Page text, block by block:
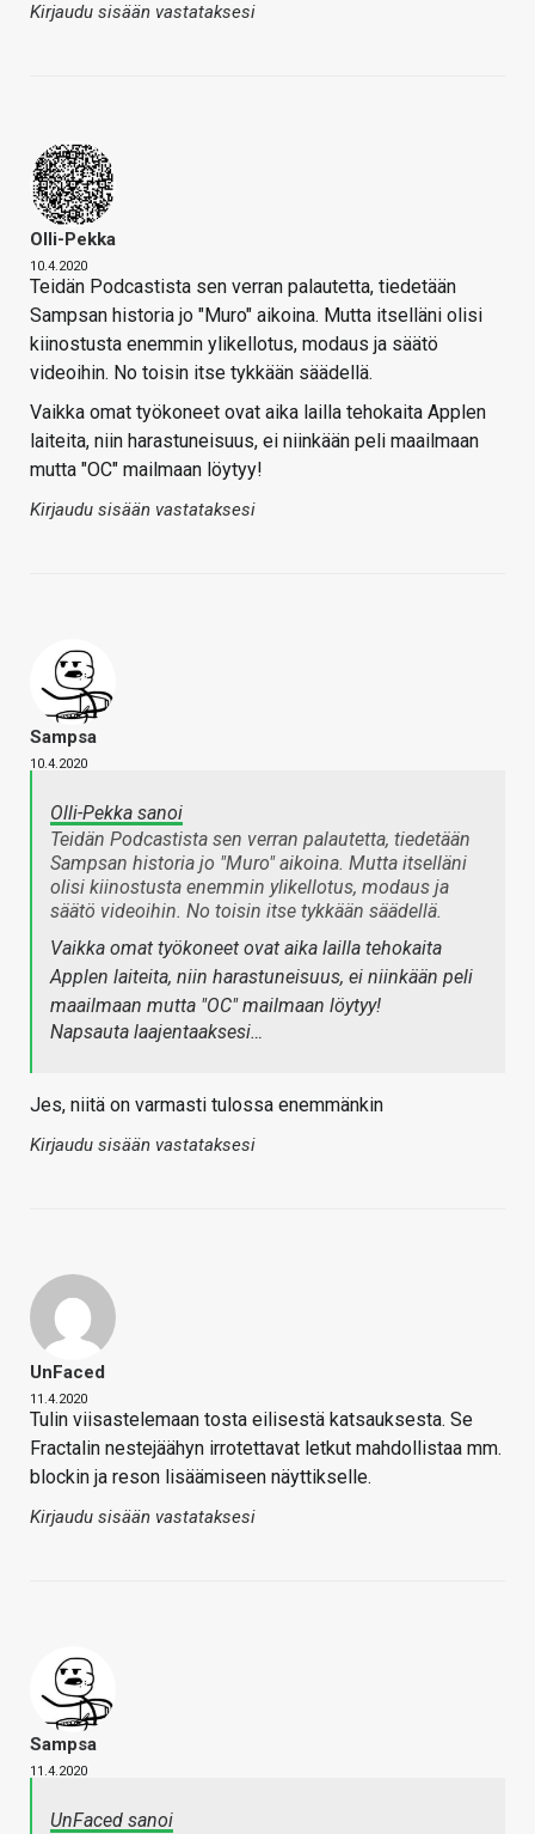
Kirjaudu sisään vastataksesi
Olli-Pekka
10.4.2020
Teidän Podcastista sen verran palautetta, tiedetään
Sampsan historia jo "Muro" aikoina. Mutta itselläni olisi
kiinostusta enemmin ylikellotus, modaus ja säätö
videoihin. No toisin itse tykkään säädellä.
Vaikka omat työkoneet ovat aika lailla tehokaita Applen
laiteita, niin harastuneisuus, ei niinkään peli maailmaan
mutta "OC" mailmaan löytyy!
Kirjaudu sisään vastataksesi
Sampsa
10.4.2020
Olli-Pekka sanoi
Teidän Podcastista sen verran palautetta, tiedetään
Sampsan historia jo "Muro" aikoina. Mutta itselläni
olisi kiinostusta enemmin ylikellotus, modaus ja
säätö videoihin. No toisin itse tykkään säädellä.
Vaikka omat työkoneet ovat aika lailla tehokaita
Applen laiteita, niin harastuneisuus, ei niinkään peli
maailmaan mutta "OC" mailmaan löytyy!
Napsauta laajentaaksesi…
Jes, niitä on varmasti tulossa enemmänkin
Kirjaudu sisään vastataksesi
UnFaced
11.4.2020
Tulin viisastelemaan tosta eilisestä katsauksesta. Se
Fractalin nestejäähyn irrotettavat letkut mahdollistaa mm.
blockin ja reson lisäämiseen näyttikselle.
Kirjaudu sisään vastataksesi
Sampsa
11.4.2020
UnFaced sanoi